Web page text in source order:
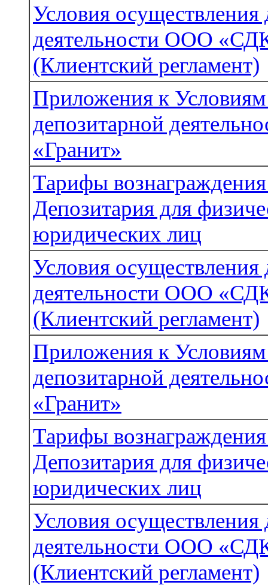
Условия осуществления
деятельности ООО
(Клиентский регламент)
Приложения к
депозитарной
«Гранит»
Тарифы вознаграждения
Депозитария для
юридических лиц
Условия осуществления
деятельности ООО
(Клиентский регламент)
Приложения к
депозитарной
«Гранит»
Тарифы вознаграждения
Депозитария для
юридических лиц
Условия осуществления
деятельности ООО
(Клиентский регламент)